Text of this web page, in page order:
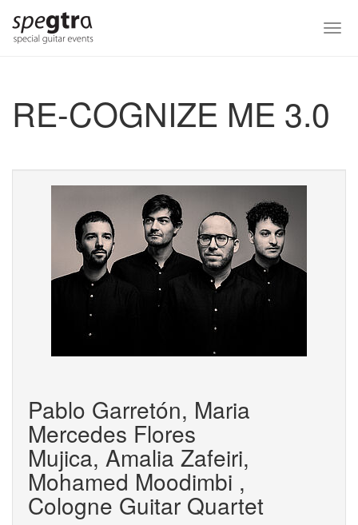
main
RE-COGNIZE ME 3.0
Pablo Garretón, Maria
Mercedes Flores
Mujica, Amalia Zafeiri,
Mohamed Moodimbi ,
Cologne Guitar Quartet